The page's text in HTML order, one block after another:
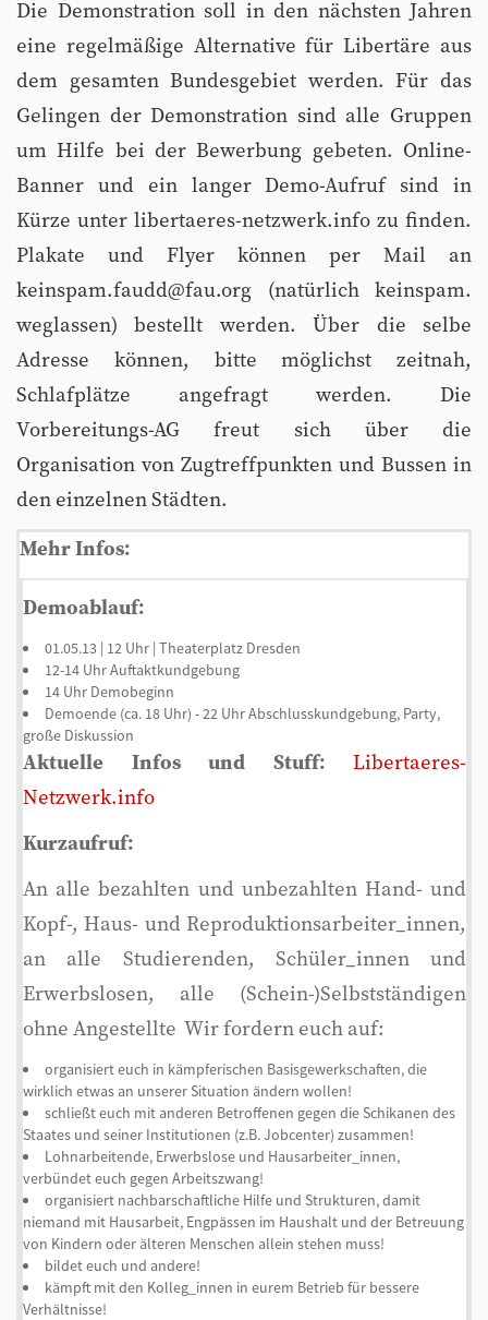
Die Demonstration soll in den nächsten Jahren
eine regelmäßige Alternative für Libertäre aus
dem gesamten Bundesgebiet werden. Für das
Gelingen der Demonstration sind alle Gruppen
um Hilfe bei der Bewerbung gebeten. Online-
Banner und ein langer Demo-Aufruf sind in
Kürze unter libertaeres-netzwerk.info zu finden.
Plakate und Flyer können per Mail an
keinspam.faudd@fau.org (natürlich keinspam.
weglassen) bestellt werden. Über die selbe
Adresse können, bitte möglichst zeitnah,
Schlafplätze angefragt werden. Die
Vorbereitungs-AG freut sich über die
Organisation von Zugtreffpunkten und Bussen in
den einzelnen Städten.
Mehr Infos:
Demoablauf:
01.05.13 | 12 Uhr | Theaterplatz Dresden
12-14 Uhr Auftaktkundgebung
14 Uhr Demobeginn
Demoende (ca. 18 Uhr) - 22 Uhr Abschlusskundgebung, Party,
große Diskussion
Aktuelle Infos und Stuff:
Libertaeres-
Netzwerk.info
Kurzaufruf:
An alle bezahlten und unbezahlten Hand- und
Kopf-, Haus- und Reproduktionsarbeiter_innen,
an alle Studierenden, Schüler_innen und
Erwerbslosen, alle (Schein-)Selbstständigen
ohne Angestellte  Wir fordern euch auf:
organisiert euch in kämpferischen Basisgewerkschaften, die
wirklich etwas an unserer Situation ändern wollen!
schließt euch mit anderen Betroffenen gegen die Schikanen des
Staates und seiner Institutionen (z.B. Jobcenter) zusammen!
Lohnarbeitende, Erwerbslose und Hausarbeiter_innen, 
verbündet euch gegen Arbeitszwang!
organisiert nachbarschaftliche Hilfe und Strukturen, damit
niemand mit Hausarbeit, Engpässen im Haushalt und der Betreuung
von Kindern oder älteren Menschen allein stehen muss!
bildet euch und andere!
kämpft mit den Kolleg_innen in eurem Betrieb für bessere
Verhältnisse!